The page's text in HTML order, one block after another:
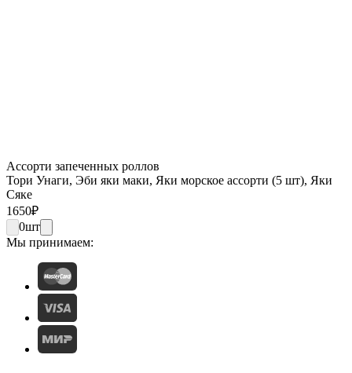
Ассорти запеченных роллов
Тори Унаги, Эби яки маки, Яки морское ассорти (5 шт), Яки
Сяке
1650₽
0шт
Мы принимаем: